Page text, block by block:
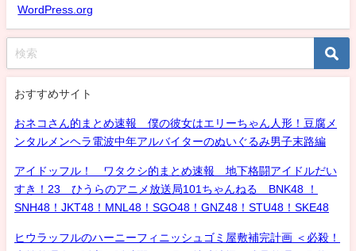
WordPress.org
おすすめサイト
おネコさん的まとめ速報 僕の彼女はエリーちゃん人形！豆腐メ
ンタルメンヘラ電波中年アルバイターのぬいぐるみ男子末路編
アイドッフル！ ワタクシ的まとめ速報 地下格闘アイドルだい
すき！23 ひうらのアニメ放送局101ちゃんねる BNK48 ！
SNH48！JKT48！MNL48！SGO48！GNZ48！STU48！SKE48
ヒウラッフルのハーニーフィニッシュゴミ屋敷補完計画 ＜必殺！